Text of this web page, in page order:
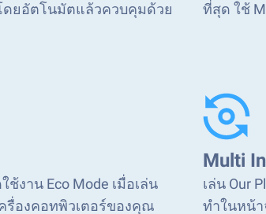
ยอัตโนมัตแล้วควบคุมด้วย
ที่สุด ใช้
ช้งาน Eco Mode เมื่อเล่น
รื่องคอทพิวเตอร์ของคุณ
Multi
เล่น Our
ทำในหน้า